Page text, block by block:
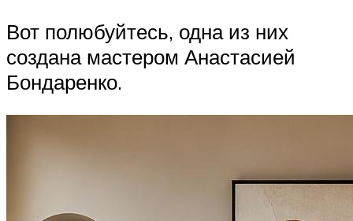
Вот полюбуйтесь, одна из них
создана мастером Анастасией
Бондаренко.